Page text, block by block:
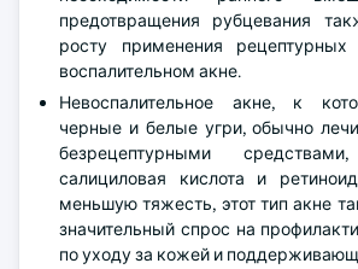
предотвращения рубцевания
росту применения рецептурных
воспалительном акне.
Невоспалительное акне, к
черные и белые угри, обычно
безрецептурными
салициловая кислота и
меньшую тяжесть, этот тип акне
значительный спрос на
по уходу за кожей и